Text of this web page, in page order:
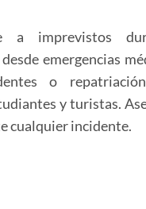
a imprevistos
emergencias
o
y turistas.
cualquier incidente.